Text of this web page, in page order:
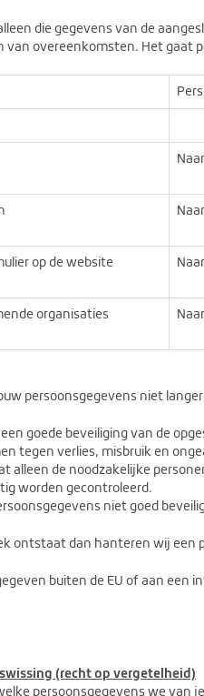
die gegevens van de
overeenkomsten. Het gaat
op de website
organisaties
persoonsgegevens niet
een goede beveiliging van de
tegen verlies, misbruik en
alleen de noodzakelijke
worden gecontroleerd.
niet goed
ontstaat dan hanteren wij een
buiten de EU of aan een
(recht op vergetelheid)
persoonsgegevens we van